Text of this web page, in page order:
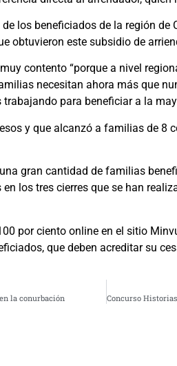
los beneficiados de la región
obtuvieron este subsidio de
contento “porque a nivel
necesitan ahora más que
para beneficiar a la
y que alcanzó a familias de 8
gran cantidad de familias
los tres cierres que se han
por ciento online en el sitio
que deben acreditar su
la conurbación